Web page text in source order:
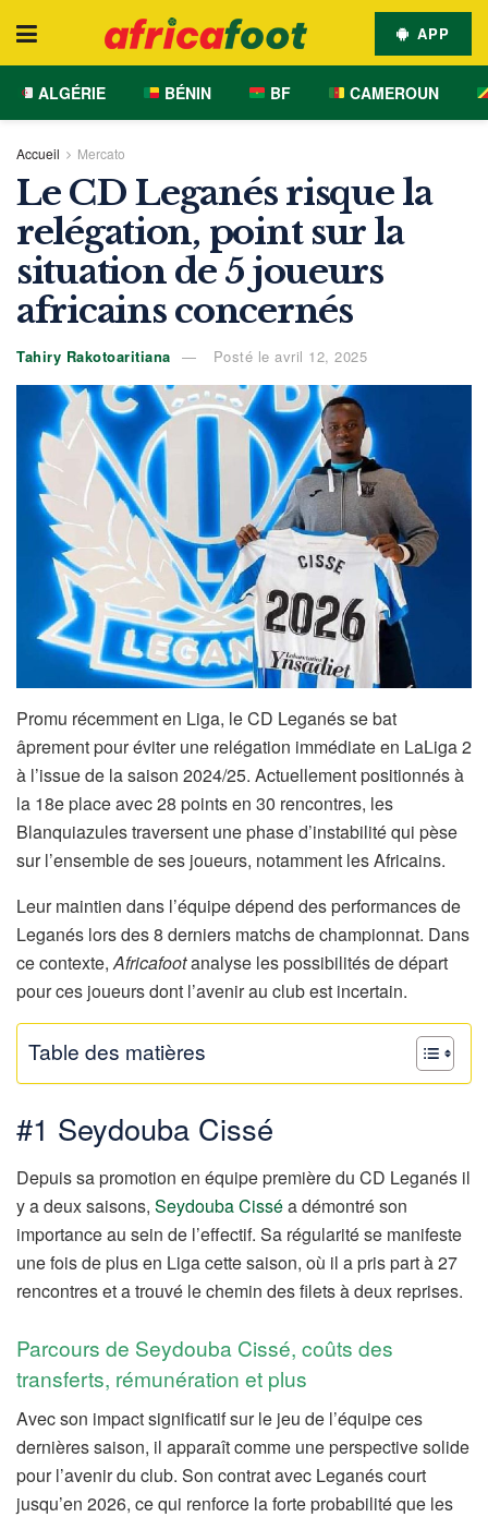
APP
ALGÉRIE BÉNIN BF CAMEROUN
Accueil Mercato
Le CD Leganés risque la
relégation, point sur la
situation de 5 joueurs
africains concernés
Tahiry Rakotoaritiana Posté le avril 12, 2025
Promu récemment en Liga, le CD Leganés se bat
âprement pour éviter une relégation immédiate en LaLiga 2
à l’issue de la saison 2024/25. Actuellement positionnés à
la 18e place avec 28 points en 30 rencontres, les
Blanquiazules traversent une phase d’instabilité qui pèse
sur l’ensemble de ses joueurs, notamment les Africains.
Leur maintien dans l’équipe dépend des performances de
Leganés lors des 8 derniers matchs de championnat. Dans
ce contexte,Africafootanalyse les possibilités de départ
pour ces joueurs dont l’avenir au club est incertain.
Table des matières
#1 Seydouba Cissé
Depuis sa promotion en équipe première du CD Leganés il
y a deux saisons, Seydouba Cisséa démontré son
importance au sein de l’effectif. Sa régularité se manifeste
une fois de plus en Liga cette saison, où il a pris part à 27
rencontres et a trouvé le chemin des filets à deux reprises.
Parcours de Seydouba Cissé, coûts des
transferts, rémunération et plus
Avec son impact significatif sur le jeu de l’équipe ces
dernières saison, il apparaît comme une perspective solide
pour l’avenir du club. Son contrat avec Leganés court
jusqu’en 2026, ce qui renforce la forte probabilité que les